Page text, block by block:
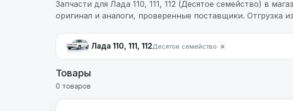
Запчасти для Лада 110, 111, 112 (Десятое семейство) в
оригинал и аналоги, проверенные поставщики. Отгрузка
Лада 110, 111, 112Десятое семейство ×
Товары
0 товаров